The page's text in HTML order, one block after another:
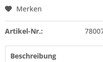
Merken
Artikel-Nr.:
Beschreibung